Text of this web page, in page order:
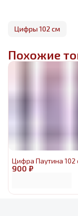
Цифры 102 см
Похожие
900 ₽
Цифра Паутина 102